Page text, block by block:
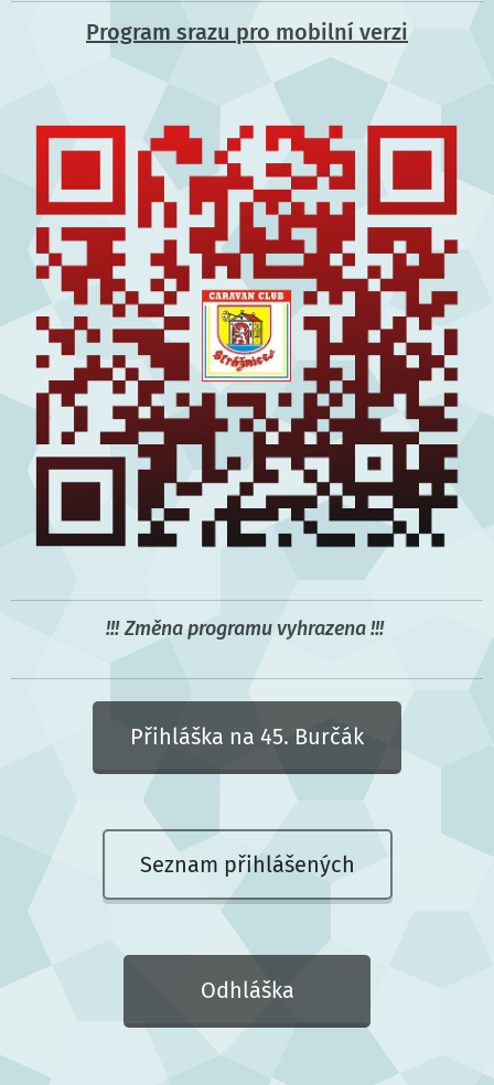
Program srazu pro mobilní verzi
!!! Změna programu vyhrazena!!!
Přihláška na 45. Burčák
Seznam přihlášených
Odhláška